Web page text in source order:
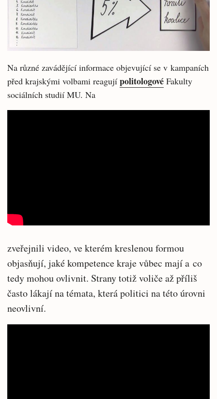
Na různé zavádějící informace objevující se v kampaních
před krajskými volbami reagují politologové Fakulty
sociálních studií MU. Na
zveřejnili video, ve kterém kreslenou formou
objasňují, jaké kompetence kraje vůbec mají a co
tedy mohou ovlivnit. Strany totiž voliče až příliš
často lákají na témata, která politici na této úrovni
neovlivní.